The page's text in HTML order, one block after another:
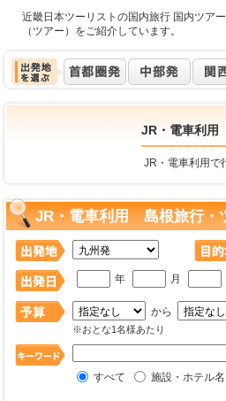
近畿日本ツーリストの国内旅行 国内ツア
（ツアー）をご紹介しています。
JR・電車利
JR・電車利用で
JR・電車利用 島根旅行・
年 月
から
※おとな1名様あたり
すべて 施設・ホテル名